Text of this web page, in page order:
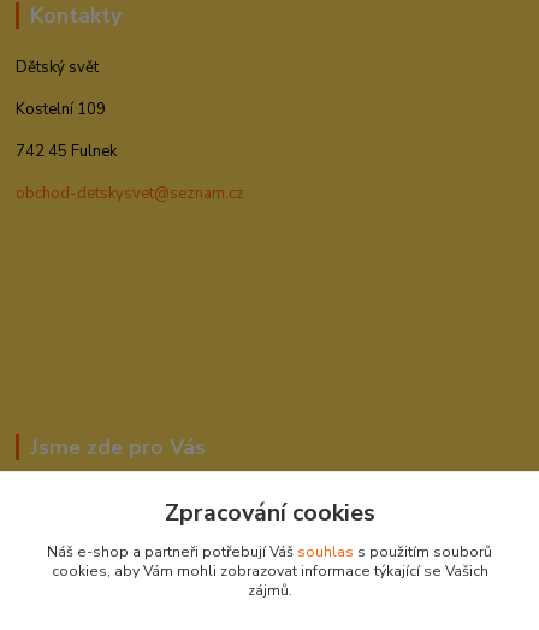
Kontakty
Dětský svět
Kostelní 109
742 45 Fulnek
obchod-detskysvet@seznam.cz
Jsme zde pro Vás
604278943
Zpracování cookies
Náš e-shop a partneři potřebují Váš souhlas s použitím souborů
cookies, aby Vám mohli zobrazovat informace týkající se Vašich
zájmů.